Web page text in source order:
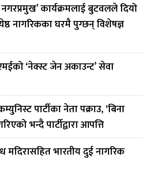
कार्यक्रमलाई बुटवलले दियो
नागरिकका घरमै पुग्छन् विशेषज्ञ
‘नेक्स्ट जेन अकाउन्ट’ सेवा
पार्टीका नेता पक्राउ, ‘बिना
भन्दै पार्टीद्वारा आपत्ति
मदिरासहित भारतीय दुई नागरिक